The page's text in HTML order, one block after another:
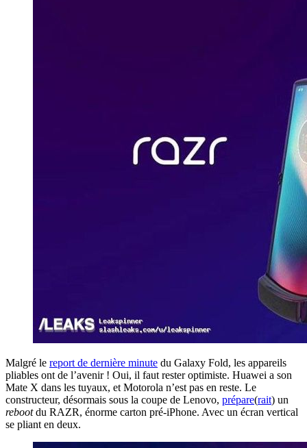
Malgré le report de dernière minute du Galaxy Fold, les appareils
pliables ont de l’avenir ! Oui, il faut rester optimiste. Huawei a son
Mate X dans les tuyaux, et Motorola n’est pas en reste. Le
constructeur, désormais sous la coupe de Lenovo, prépare(rait) un
rebootdu RAZR, énorme carton pré-iPhone. Avec un écran vertical
se pliant en deux.